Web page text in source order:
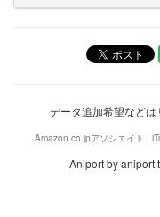
データ追加希望などは
Amazon.co.jpアソシエイト |
Aniport by aniport